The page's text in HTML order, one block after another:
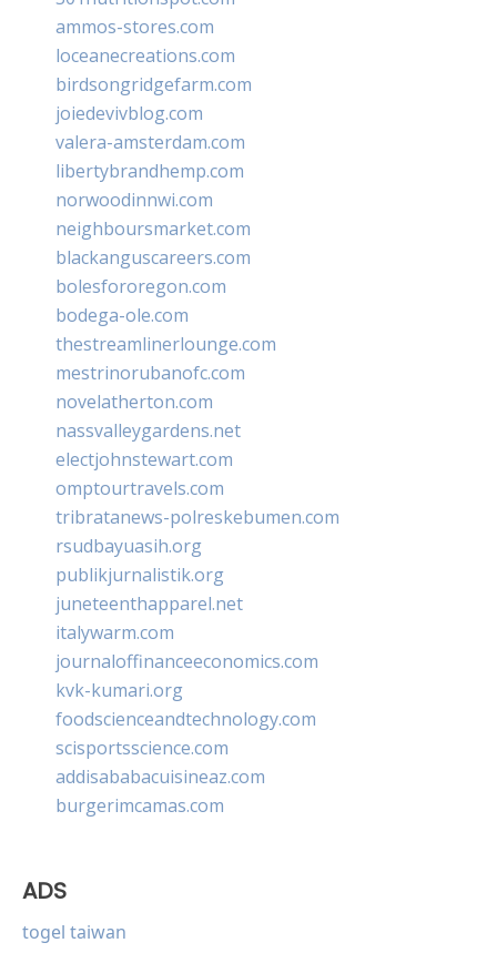
ammos-stores.com
loceanecreations.com
birdsongridgefarm.com
joiedevivblog.com
valera-amsterdam.com
libertybrandhemp.com
norwoodinnwi.com
neighboursmarket.com
blackanguscareers.com
bolesfororegon.com
bodega-ole.com
thestreamlinerlounge.com
mestrinorubanofc.com
novelatherton.com
nassvalleygardens.net
electjohnstewart.com
omptourtravels.com
tribratanews-polreskebumen.com
rsudbayuasih.org
publikjurnalistik.org
juneteenthapparel.net
italywarm.com
journaloffinanceeconomics.com
kvk-kumari.org
foodscienceandtechnology.com
scisportsscience.com
addisababacuisineaz.com
burgerimcamas.com
ADS
togel taiwan